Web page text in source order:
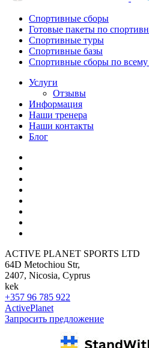
Спортивные сборы
Готовые пакеты по
Спортивные туры
Спортивные базы
Спортивные сборы по
Услуги
Отзывы
Информация
Наши тренера
Наши контакты
Блог
ACTIVE PLANET SPORTS LTD
64D Metochiou Str,
2407, Nicosia, Cyprus
kek
+357 96 785 922
ActivePlanet
Запросить предложение